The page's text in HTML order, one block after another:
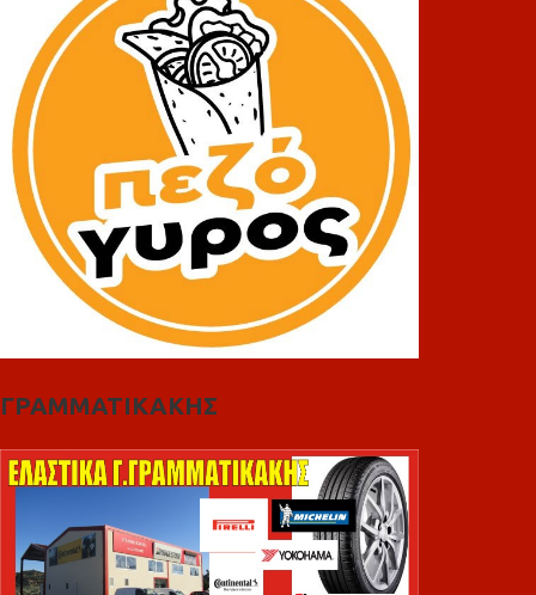
ΓΡΑΜΜΑΤΙΚΑΚΗΣ